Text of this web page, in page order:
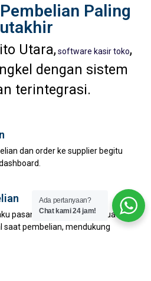
Paling
Utara, software kasir toko,
dengan sistem
terintegrasi.
dan order ke supplier begitu
pasang surut bukan lagi suatu
saat pembelian, mendukung
Ada pertanyaan?
Chat kami 24 jam!